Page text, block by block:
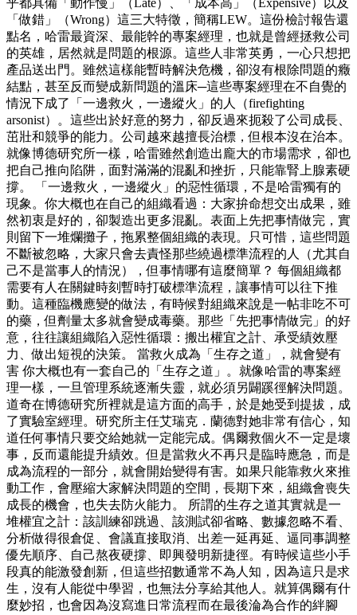
乎都具備「動作慢」（Late）、「成本高」（Expensive）以及
「做錯」（Wrong）這三大特徵，簡稱LEW。這份檢討報告還
點名，哈雷最資深、最能幹的專案經理，也就是曾經拯救公司
的英雄，居然就是問題的根源。這些人非常英勇，一心只想把
產品送出門。雖然這樣能暫時解決危機，卻沒有根除問題的癥
結點，甚至反而變成新問題的溫床─這些專案經理在不自覺的
情況下成了「一邊救火，一邊縱火」的人（firefighting
arsonist）。這些出於好意的努力，卻反過來扼殺了公司成長、
茁壯和競爭的能力。公司越來越擅長治標，但根本沒在治本。
就像博德研究所一樣，哈雷雖然創造出龐大的市場需求，卻也
把自己推向陷阱，面對滿滿的混亂和挫折，只能靠腎上腺素硬
撐。 「一邊救火，一邊縱火」的惡性循環，不是哈雷獨有的
現象。你大概也在自己的組織看過：大家拚命想交出成果，雖
然初衷是好的，卻製造出更多混亂。表面上先把事情做完，實
則留下一堆爛攤子，拖累整個組織的表現。只可惜，這些問題
不斷被忽略，大家只會去責怪那些繞過標準流程的人（尤其自
己不是當事人的情況），但事情哪有這麼簡單？ 每個組織都
需要有人在關鍵時刻暫時打破標準流程，讓事情可以往下推
動。這種臨機應變的做法，有時候對組織來說是一帖非吃不可
的藥，但劑量太多就會變成毒藥。那些「先把事情做完」的好
意，往往讓組織陷入惡性循環：搬出權宜之計、承受績效壓
力、做出短視的決策。 當救火成為「生存之道」，就會變有
害 你大概也有一套自己的「生存之道」。就像哈雷的專案經
理一樣，一旦管理系統逐漸失靈，就必須另闢蹊徑解決問題。
道奇在博德研究所裡就是這方面的高手，於是她受到提拔，成
了實驗室經理。研究所主任艾瑞克．蘭德對她非常有信心，知
道任何事情只要交給她就一定能完成。偶爾救個火不一定是壞
事，反而還能提升績效。但是當救火不再只是臨時應急，而是
成為流程的一部分，就會開始變得有害。如果只能靠救火來推
動工作，會壓縮大家解決問題的空間，長期下來，組織會喪失
成長的機會，也失去防火能力。 所謂的生存之道其實就是一
堆權宜之計：該訓練卻跳過、該測試卻省略、數據忽略不看、
分析做得很倉促、會議直接取消、出差一延再延、逼同事調整
優先順序、自己熬夜硬撐、即興發明新捷徑。有時候這些小手
段真的能激發創新，但這些招數通常不為人知，因為這只是求
生，沒有人能從中學習，也無法分享給其他人。就算偶爾有什
麼妙招，也會因為沒寫進日常流程而在最後淪為合作的絆腳